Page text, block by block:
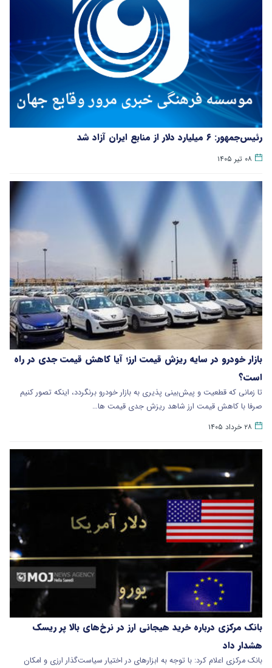
رئیس‌جمهور: ۶ میلیارد دلار از منابع ایران آزاد شد
۰۸ تیر ۱۴۰۵
بازار خودرو در سایه ریزش قیمت ارز؛ آیا کاهش قیمت جدی در راه
است؟
تا زمانی که قطعیت و پیش‌بینی پذیری به بازار خودرو برنگردد، اینکه تصور کنیم
صرفا با کاهش قیمت ارز شاهد ریزش جدی قیمت ها…
۲۸ خرداد ۱۴۰۵
بانک مرکزی درباره خرید هیجانی ارز در نرخ‌های بالا پر ریسک
هشدار داد
بانک مرکزی اعلام کرد: با توجه به ابزارهای در اختیار سیاست‌گذار ارزی و امکان